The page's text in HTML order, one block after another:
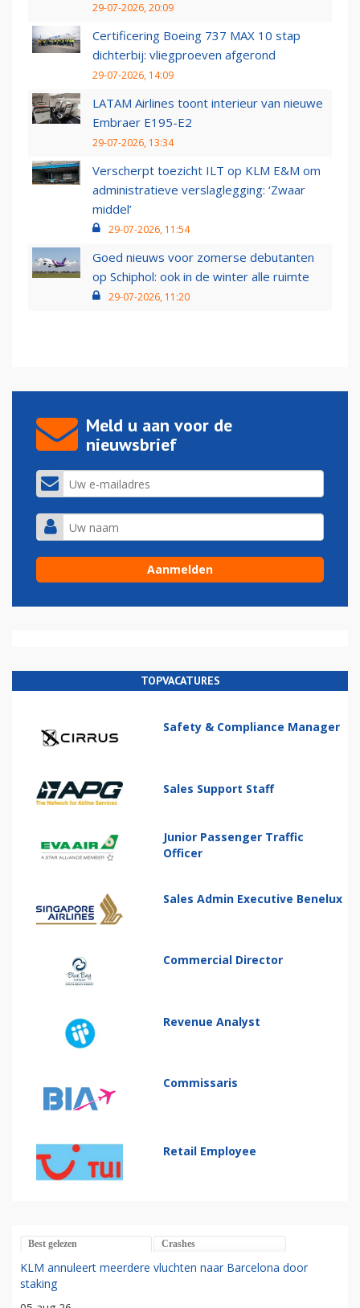
29-07-2026, 20:09
Certificering Boeing 737 MAX 10 stap
dichterbij: vliegproeven afgerond
29-07-2026, 14:09
LATAM Airlines toont interieur van nieuwe
Embraer E195-E2
29-07-2026, 13:34
Verscherpt toezicht ILT op KLM E&M om
administratieve verslaglegging: ‘Zwaar
middel’
29-07-2026, 11:54
Goed nieuws voor zomerse debutanten
op Schiphol: ook in de winter alle ruimte
29-07-2026, 11:20
Meld u aan voor de
nieuwsbrief
TOPVACATURES
Safety & Compliance Manager
Sales Support Staff
Junior Passenger Traffic
Officer
Sales Admin Executive Benelux
Commercial Director
Revenue Analyst
Commissaris
Retail Employee
Best gelezen Crashes
KLM annuleert meerdere vluchten naar Barcelona door
staking